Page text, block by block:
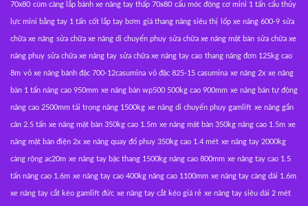
70x80 cùm càng lắp bánh xe nâng tay thấp 70x80 cẩu móc động cơ mini 1 tấn cẩu thủy
lực mini bằng tay 1 tấn cốt lắp tay bơm giá thang nâng siêu thị lốp xe nâng 600-9 sửa
chữa xe nâng sửa chữa xe nâng di chuyển phuy sửa chữa xe nâng mặt bàn sửa chữa xe
nâng phuy sửa chữa xe nâng tay sửa chữa xe nâng tay cao thang nâng đơn 125kg cao
8m vỏ xe nâng bánh đặc 700-12casumina vỏ đặc 825-15 casumina xe nâng 2x xe nâng
bàn 1 tấn nâng cao 950mm xe nâng bàn wp500 500kg cao 900mm xe nâng bán tự động
nâng cao 2500mm tải trọng nâng 1500kg xe nâng di chuyển phuy gamlift xe nâng gắn
cân 2.5 tấn xe nâng mặt bàn 350kg cao 1.5m xe nâng mặt bàn 350kg nâng cao 1.5m xe
nâng mặt bàn điện 2x xe nâng quay đổ phuy 350kg cao 1.4 mét xe nâng tay 2000kg
càng rộng ac20m xe nâng tay bậc thang 1500kg nâng cao 800mm xe nâng tay cao 1.5
tấn nâng cao 1.6m xe nâng tay cao 400kg nâng cao 1100mm xe nâng tay càng dài 1.6m
xe nâng tay cắt kéo gamlift đức xe nâng tay cắt kéo giá rẻ xe nâng tay siêu dài 2 mét